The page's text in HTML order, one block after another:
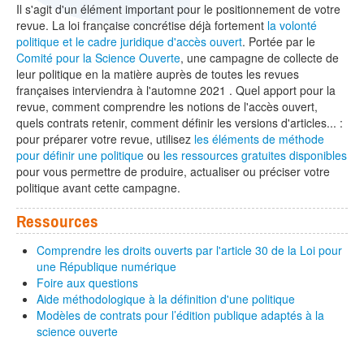
Il s'agit d'un élément important pour le positionnement de votre
revue. La loi française concrétise déjà fortement la volonté
politique et le cadre juridique d'accès ouvert. Portée par le
Comité pour la Science Ouverte, une campagne de collecte de
leur politique en la matière auprès de toutes les revues
françaises interviendra à l'automne 2021 . Quel apport pour la
revue, comment comprendre les notions de l'accès ouvert,
quels contrats retenir, comment définir les versions d'articles... :
pour préparer votre revue, utilisez les éléments de méthode
pour définir une politique ou les ressources gratuites disponibles
pour vous permettre de produire, actualiser ou préciser votre
politique avant cette campagne.
Ressources
Comprendre les droits ouverts par l'article 30 de la Loi pour
une République numérique
Foire aux questions
Aide méthodologique à la définition d'une politique
Modèles de contrats pour l’édition publique adaptés à la
science ouverte